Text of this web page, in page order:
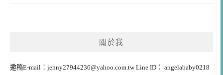
關於我
邀稿E-mail： jenny27944236@yahoo.com.twLine ID： angelababy0218